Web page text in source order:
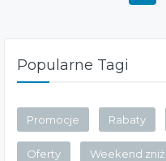
Popularne Tagi
Promocje Rabaty
Oferty Weekend